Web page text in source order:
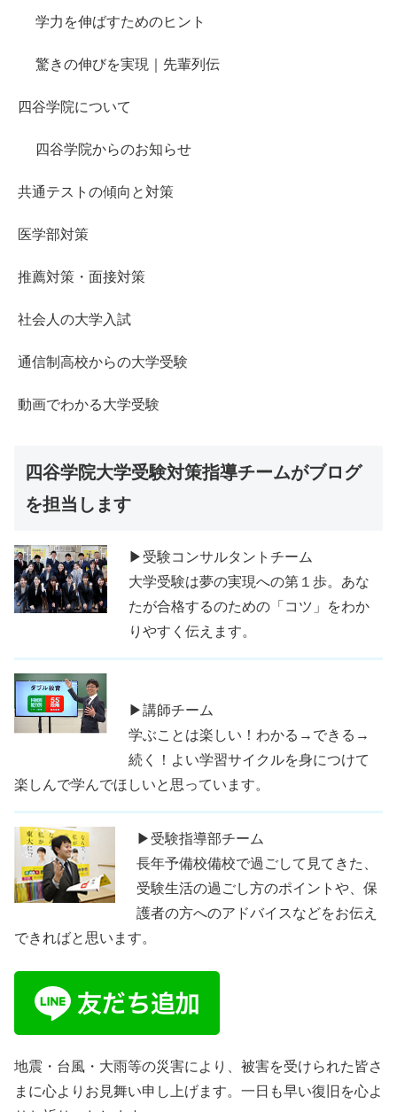
学力を伸ばすためのヒント
驚きの伸びを実現｜先輩列伝
四谷学院について
四谷学院からのお知らせ
共通テストの傾向と対策
医学部対策
推薦対策・面接対策
社会人の大学入試
通信制高校からの大学受験
動画でわかる大学受験
四谷学院大学受験対策指導チームがブログ
を担当します
▶受験コンサルタントチーム
大学受験は夢の実現への第１歩。あな
たが合格するのための「コツ」をわか
りやすく伝えます。
▶講師チーム
学ぶことは楽しい！わかる→できる→
続く！よい学習サイクルを身につけて
楽しんで学んでほしいと思っています。
▶受験指導部チーム
長年予備校備校で過ごして見てきた、
受験生活の過ごし方のポイントや、保
護者の方へのアドバイスなどをお伝え
できればと思います。
地震・台風・大雨等の災害により、被害を受けられた皆さ
まに心よりお見舞い申し上げます。一日も早い復旧を心よ